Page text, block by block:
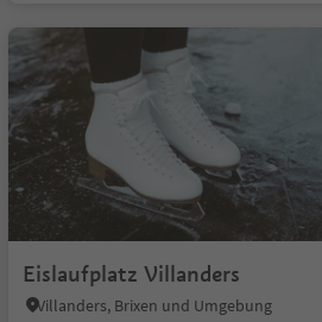
Eislaufplatz Villanders
Villanders, Brixen und Umgebung